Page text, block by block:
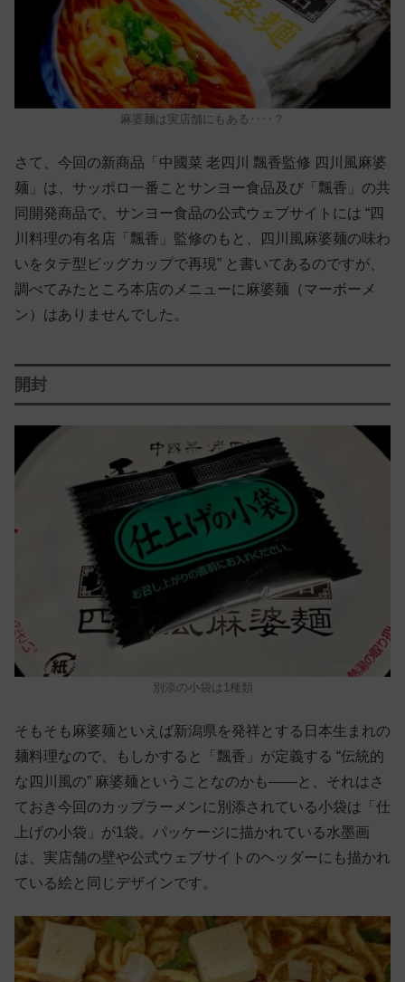
麻婆麺は実店舗にもある‥‥？
さて、今回の新商品「中國菜 老四川 飄香監修 四川風麻婆
麺」は、サッポロ一番ことサンヨー食品及び「飄香」の共
同開発商品で、サンヨー食品の公式ウェブサイトには “四
川料理の有名店「飄香」監修のもと、四川風麻婆麺の味わ
いをタテ型ビッグカップで再現” と書いてあるのですが、
調べてみたところ本店のメニューに麻婆麺（マーボーメ
ン）はありませんでした。
開封
別添の小袋は1種類
そもそも麻婆麺といえば新潟県を発祥とする日本生まれの
麺料理なので、もしかすると「飄香」が定義する “伝統的
な四川風の” 麻婆麺ということなのかも——と、それはさ
ておき今回のカップラーメンに別添されている小袋は「仕
上げの小袋」が1袋。パッケージに描かれている水墨画
は、実店舗の壁や公式ウェブサイトのヘッダーにも描かれ
ている絵と同じデザインです。